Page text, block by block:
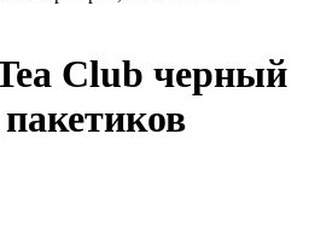
Club черный